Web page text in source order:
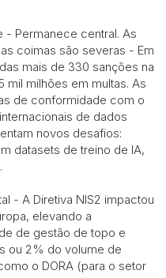
- Permanece central. As
coimas são severas - Em
mais de 330 sanções na
mil milhões em multas. As
de conformidade com o
de dados
novos desafios:
datasets de treino de IA,
- A Diretiva NIS2 impactou
elevando a
de gestão de topo e
ou 2% do volume de
o DORA (para o setor